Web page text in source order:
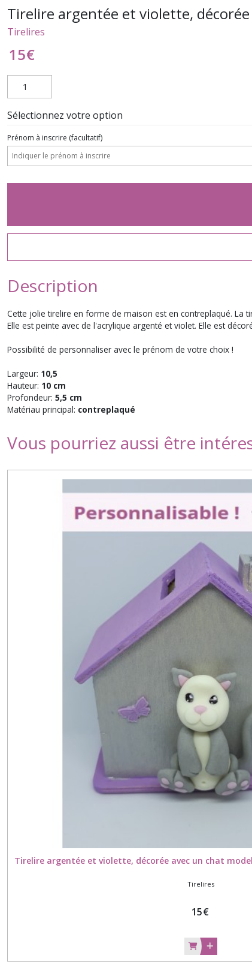
Tirelire argentée et violette,
Tirelires
15€
Sélectionnez votre option
Prénom à inscrire (facultatif)
Description
Cette jolie tirelire en forme de maison est en contreplaqué. La
Elle est peinte avec de l'acrylique argenté et violet. Elle est
Possibilité de personnaliser avec le prénom de votre choix !
Largeur: 10,5
Hauteur: 10 cm
Profondeur: 5,5 cm
Matériau principal: contreplaqué
Vous pourriez aussi être
Tirelire argentée et violette, décorée avec un chat
Tirelires
15€